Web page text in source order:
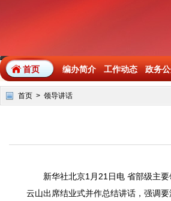
首页 编办简介 工作动态 政务
首页 > 领导讲话
新华社北京1月21日电 省部级主
云山出席结业式并作总结讲话，强调